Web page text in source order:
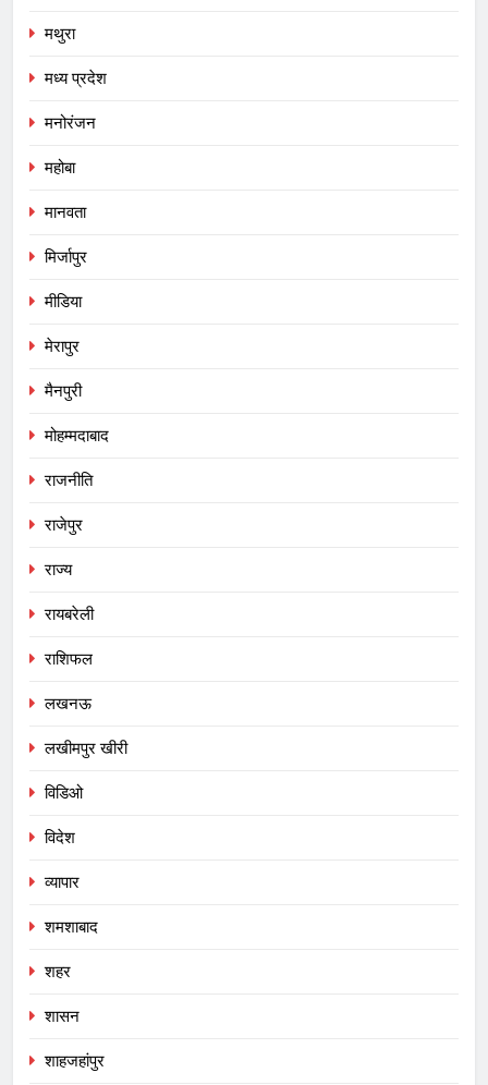
मथुरा
मध्य प्रदेश
मनोरंजन
महोबा
मानवता
मिर्जापुर
मीडिया
मेरापुर
मैनपुरी
मोहम्मदाबाद
राजनीति
राजेपुर
राज्य
रायबरेली
राशिफल
लखनऊ
लखीमपुर खीरी
विडिओ
विदेश
व्यापार
शमशाबाद
शहर
शासन
शाहजहांपुर